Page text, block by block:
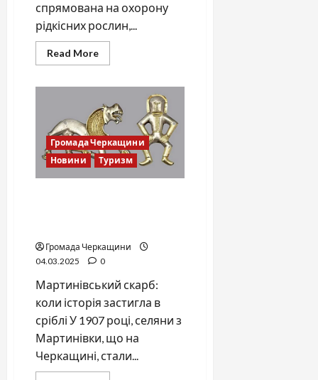
спрямована на охорону
рідкісних рослин,...
Read MoreRead
more
“Первоцвіт”
набирає
обертів
Громада Черкащини
Новини
Туризм
Громада Черкащини
04.03.2025
0
Мартинівський скарб:
коли історія застигла в
сріблі У 1907 році, селяни з
Мартинівки, що на
Черкащині, стали...